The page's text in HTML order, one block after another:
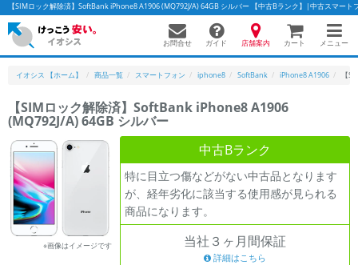
【SIMロック解除済】SoftBank iPhone8 A1906 (MQ792J/A) 64GB シルバー 【中古Bランク】|中古スマート
お問合せ ガイド 店舗案内 カート メニュー
イオシス 【ホーム】 商品一覧 スマートフォン iphone8 SoftBank iPhone8 A1906 【
【SIMロック解除済】SoftBank iPhone8 A1906
(MQ792J/A) 64GB シルバー
※画像はイメージです
中古Bランク
特に目立つ傷などがない中古品となります
が、経年劣化に該当する使用感が見られる
商品になります。
当社３ヶ月間保証
詳細はこちら
かんたんパソコン検索に切り替える
フリーワード
除外ワード
人気の検索ワード：Let's note